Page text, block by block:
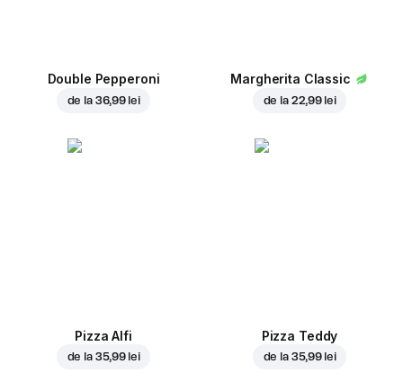
Double Pepperoni
de la 36,99 lei
Margherita Classic
de la 22,99 lei
Pizza Alfi
de la 35,99 lei
Pizza Teddy
de la 35,99 lei